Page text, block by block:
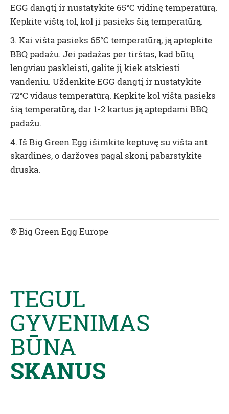
EGG dangtį ir nustatykite 65°C vidinę temperatūrą.
Kepkite vištą tol, kol ji pasieks šią temperatūrą.
3. Kai višta pasieks 65°C temperatūrą, ją aptepkite
BBQ padažu. Jei padažas per tirštas, kad būtų
lengviau paskleisti, galite jį kiek atskiesti
vandeniu. Uždenkite EGG dangtį ir nustatykite
72°C vidaus temperatūrą. Kepkite kol višta pasieks
šią temperatūrą, dar 1-2 kartus ją aptepdami BBQ
padažu.
4. Iš Big Green Egg išimkite keptuvę su višta ant
skardinės, o daržoves pagal skonį pabarstykite
druska.
© Big Green Egg Europe
TEGUL
GYVENIMAS
BŪNA
SKANUS